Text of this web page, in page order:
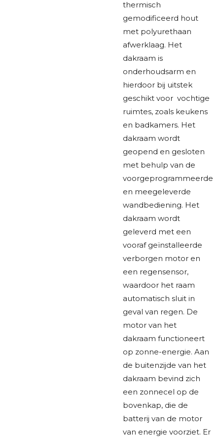
thermisch
gemodificeerd hout
met polyurethaan
afwerklaag. Het
dakraam is
onderhoudsarm en
hierdoor bij uitstek
geschikt voor vochtige
ruimtes, zoals keukens
en badkamers. Het
dakraam wordt
geopend en gesloten
met behulp van de
voorgeprogrammeerde
en meegeleverde
wandbediening. Het
dakraam wordt
geleverd met een
vooraf geïnstalleerde
verborgen motor en
een regensensor,
waardoor het raam
automatisch sluit in
geval van regen. De
motor van het
dakraam functioneert
op zonne-energie. Aan
de buitenzijde van het
dakraam bevind zich
een zonnecel op de
bovenkap, die de
batterij van de motor
van energie voorziet. Er